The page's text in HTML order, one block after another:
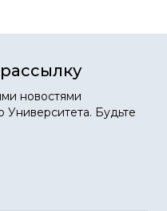
новостями
Университета. Будьте